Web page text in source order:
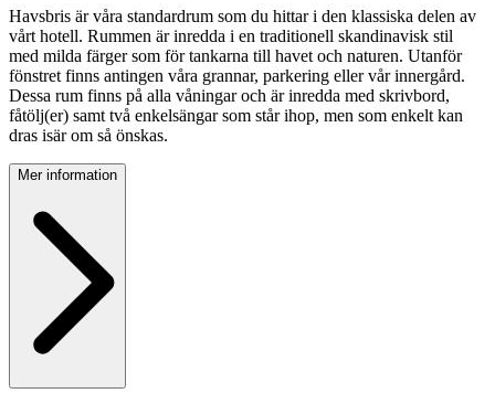
Havsbris är våra standardrum som du hittar i den klassiska delen av
vårt hotell. Rummen är inredda i en traditionell skandinavisk stil
med milda färger som för tankarna till havet och naturen. Utanför
fönstret finns antingen våra grannar, parkering eller vår innergård.
Dessa rum finns på alla våningar och är inredda med skrivbord,
fåtölj(er) samt två enkelsängar som står ihop, men som enkelt kan
dras isär om så önskas.
Mer information